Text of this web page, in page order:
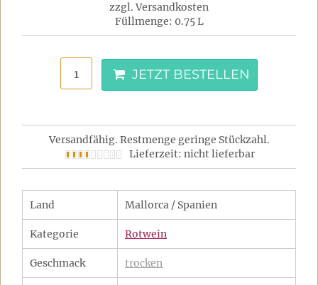
zzgl. Versandkosten
Füllmenge: 0.75 L
JETZT BESTELLEN
Versandfähig. Restmenge geringe Stückzahl.
Lieferzeit: nicht lieferbar
Land Mallorca / Spanien
Kategorie Rotwein
Geschmack trocken